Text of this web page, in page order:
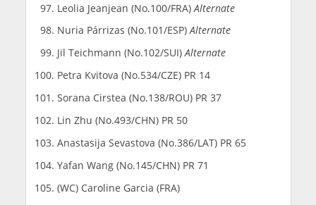
Leolia Jeanjean (No.100/FRA) Alternate
Nuria Párrizas (No.101/ESP)Alternate
Jil Teichmann (No.102/SUI)Alternate
Petra Kvitova (No.534/CZE) PR 14
Sorana Cirstea (No.138/ROU) PR 37
Lin Zhu (No.493/CHN) PR 50
Anastasija Sevastova (No.386/LAT) PR 65
Yafan Wang (No.145/CHN) PR 71
(WC) Caroline Garcia (FRA)